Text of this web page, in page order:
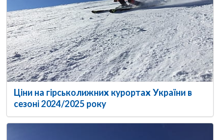
Ціни на гірськолижних курортах України в
сезоні 2024/2025 року